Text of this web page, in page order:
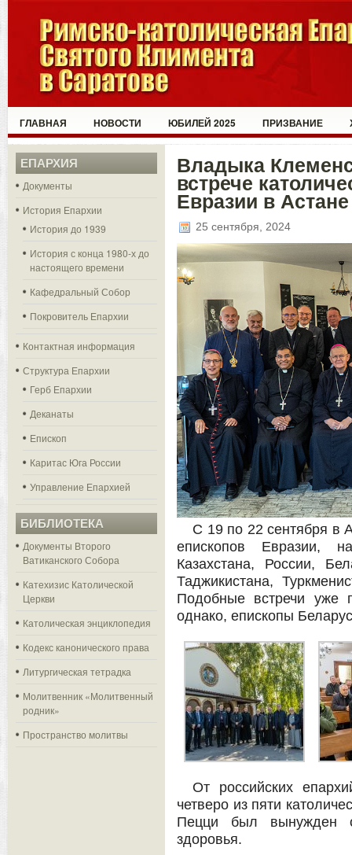
ГЛАВНАЯ НОВОСТИ ЮБИЛЕЙ 2025 ПРИЗВАНИЕ
ЕПАРХИЯ
Документы
История Епархии
История до 1939
История с конца 1980-х до
настоящего времени
Кафедральный Собор
Покровитель Епархии
Контактная информация
Структура Епархии
Герб Епархии
Деканаты
Епископ
Каритас Юга России
Управление Епархией
БИБЛИОТЕКА
Документы Второго
Ватиканского Собора
Катехизис Католической
Церкви
Католическая энциклопедия
Кодекс канонического права
Литургическая тетрадка
Молитвенник «Молитвенный
родник»
Пространство молитвы
Владыка
встрече
Евразии в Астане
25 сентября, 2024
С 19 по 22 сентября в
епископов Евразии,
Казахстана, России,
Таджикистана,
Подобные встречи уже
однако, епископы
От российских
четверо из пяти
Пецци был вынужден
здоровья.